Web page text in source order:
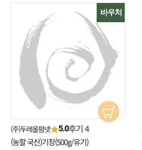
바우처
(주)두레올팜넷★5.0후기 4
(농할 국산)기장(500g/유기)